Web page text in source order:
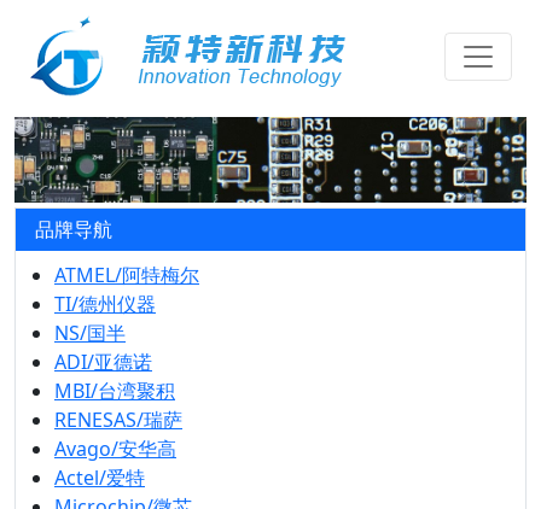
品牌导航
ATMEL/阿特梅尔
TI/德州仪器
NS/国半
ADI/亚德诺
MBI/台湾聚积
RENESAS/瑞萨
Avago/安华高
Actel/爱特